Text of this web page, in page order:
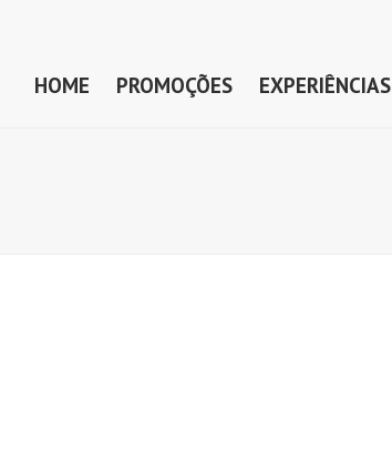
HOME PROMOÇÕES EXPERIÊNCIAS